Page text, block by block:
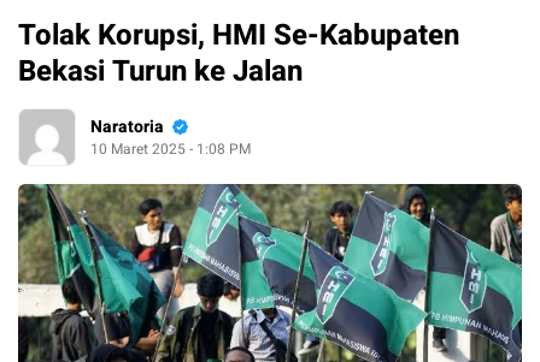
Tolak Korupsi, HMI Se-Kabupaten
Bekasi Turun ke Jalan
Naratoria
10 Maret 2025 - 1:08 PM